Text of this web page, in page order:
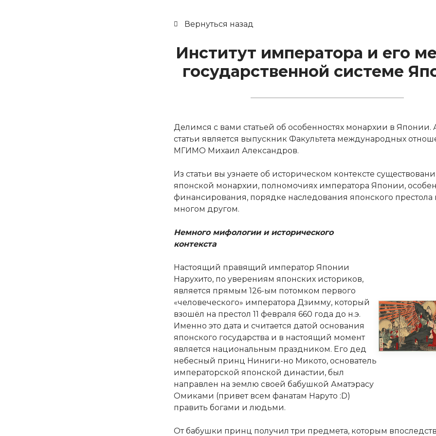
Вернуться назад
Институт императора и его
государственной системе
Делимся с вами статьей об особенностях монархии в Японии.
статьи является выпускник Факультета международных
МГИМО Михаил Александров.
Из статьи вы узнаете об историческом контексте
японской монархии, полномочиях императора Японии,
финансирования, порядке наследования японского престола
многом другом.
Немного мифологии и исторического
контекста
Настоящий правящий император Японии
Нарухито, по уверениям японских историков,
является прямым 126-ым потомком первого
«человеческого» императора Дзимму, который
взошёл на престол 11 февраля 660 года до н.э.
Именно это дата и считается датой основания
японского государства и в настоящий момент
является национальным праздником. Его дед
небесный принц Ниниги-но Микото, основатель
императорской японской династии, был
направлен на землю своей бабушкой Аматэрасу
Омиками (привет всем фанатам Наруто :D)
править богами и людьми.
От бабушки принц получил три предмета, которым